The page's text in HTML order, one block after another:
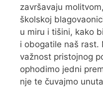
završavaju
školskoj
u miru i tišini, kako
i obogatile naš rast.
važnost pristojnog
ophodimo jedni
nje te čuvajmo